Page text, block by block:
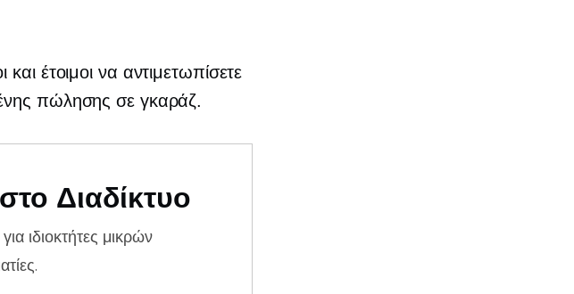
έτοιμοι να αντιμετωπίσετε
πώλησης σε γκαράζ.
Διαδίκτυο
για ιδιοκτήτες μικρών